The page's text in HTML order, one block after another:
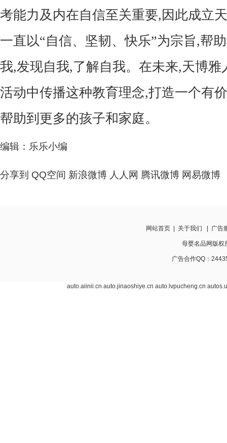
考能力及内在自信至关重要,因此成立
一直以“自信、坚韧、快乐”为宗旨,帮
我,发现自我,了解自我。在未来,天博雅
活动中传播这种教育理念,打造一个有
帮助到更多的孩子和家庭。
编辑：乐乐小编
分享到 QQ空间 新浪微博 人人网 腾讯微博 网易微博
网站首页 关于我们 广告
母婴名品网版
广告合作QQ：
auto.aiinii.cn auto.jinaoshiye.cn auto.lvpucheng.cn